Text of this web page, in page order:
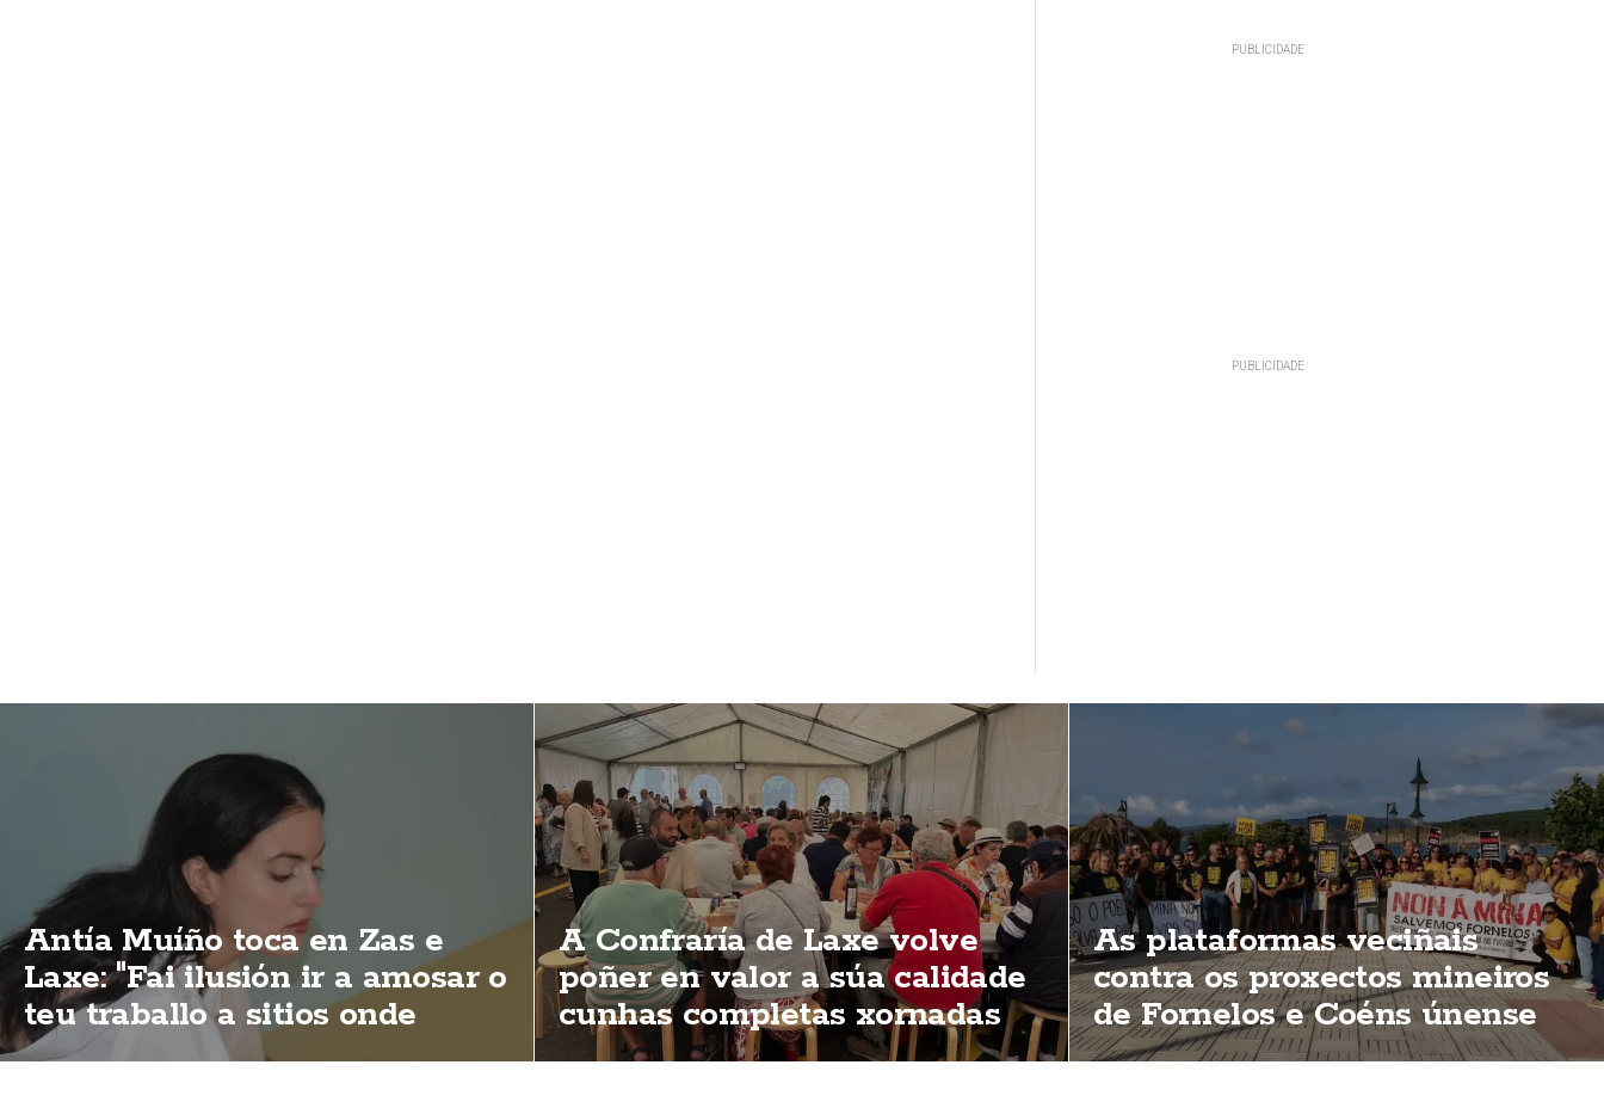
Antía Muíño toca en Zas e
Laxe: "Fai ilusión ir a amosar o
teu traballo a sitios onde
sempre vas de lecer"
A Confraría de Laxe volve
poñer en valor a súa calidade
cunhas completas xornadas
de degustación
As plataformas veciñais
contra os proxectos mineiros
de Fornelos e Coéns únense
en Laxe